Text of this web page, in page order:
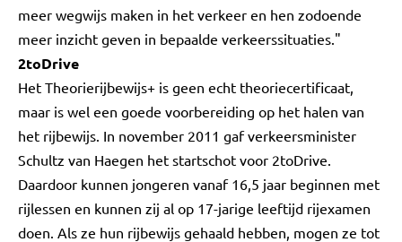
meer wegwijs maken in het verkeer en hen zodoende
meer inzicht geven in bepaalde verkeerssituaties."
2toDrive
Het Theorierijbewijs+ is geen echt theoriecertificaat,
maar is wel een goede voorbereiding op het halen van
het rijbewijs. In november 2011 gaf verkeersminister
Schultz van Haegen het startschot voor 2toDrive.
Daardoor kunnen jongeren vanaf 16,5 jaar beginnen met
rijlessen en kunnen zij al op 17-jarige leeftijd rijexamen
doen. Als ze hun rijbewijs gehaald hebben, mogen ze tot